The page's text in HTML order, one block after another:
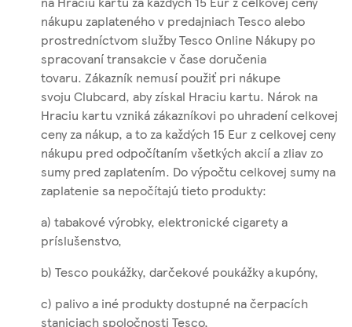
nákupu zaplateného v predajniach Tesco alebo
prostredníctvom služby Tesco Online Nákupy po
spracovaní transakcie v čase doručenia
tovaru. Zákazník nemusí použiť pri nákupe
svoju Clubcard, aby získal Hraciu kartu. Nárok na
Hraciu kartu vzniká zákazníkovi po uhradení celkovej
ceny za nákup, a to za každých 15 Eur z celkovej ceny
nákupu pred odpočítaním všetkých akcií a zliav zo
sumy pred zaplatením. Do výpočtu celkovej sumy na
zaplatenie sa nepočítajú tieto produkty:
a) tabakové výrobky, elektronické cigarety a
príslušenstvo,
b) Tesco poukážky, darčekové poukážky a kupóny,
c) palivo a iné produkty dostupné na čerpacích
staniciach spoločnosti Tesco,